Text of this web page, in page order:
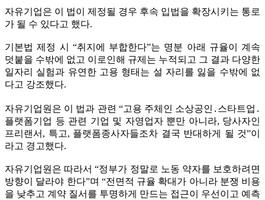
자유기업은 이 법이 제정될 경우 후속 입법을 확장시키는 통로
가 될 수 있다고 했다.
기본법 제정 시 “취지에 부합한다”는 명분 아래 규율이 계속
덧붙을 수밖에 없고 이로인해 규제는 누적되고 그 결과 다양한
일자리 실험과 유연한 고용 형태는 설 자리를 잃을 수밖에 없
다고 강조했다.
자유기업원은 이 법과 관련 “고용 주체인 소상공인․스타트업․
플랫폼기업 등 관련 기업 및 자영업자 뿐만 아니라, 당사자인
프리랜서, 특고, 플랫폼종사자들조차 결국 반대하게 될 것”이
라고 경고했다.
자유기업원은 따라서 “정부가 정말로 노동 약자를 보호하려면
방향이 달라야 한다”며 “전면적 규율 확대가 아니라 분쟁 비용
을 낮추고 계약 질서를 투명하게 만드는 접근이 우선이고 예측